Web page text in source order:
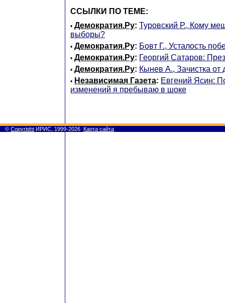
ССЫЛКИ ПО ТЕМЕ:
• Демократия.Ру: Туровский Р., Кому
выборы?
• Демократия.Ру: Бовт Г., Усталость
• Демократия.Ру: Георгий Сатаров:
• Демократия.Ру: Кынев А., Зачистка от
• Независимая Газета: Евгений Ясин:
изменений я пребываю в шоке
© Copyright ИРИС, 1999-2026 Карта сайта